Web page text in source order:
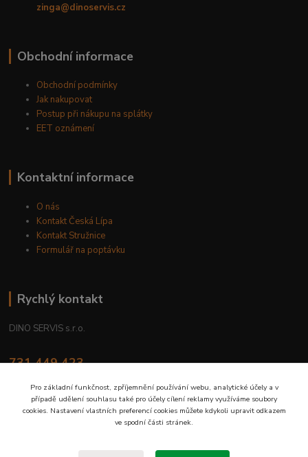
zinga@dinoservis.cz
Obchodní informace
Obchodní podmínky
Jak nakupovat
Postup při nákupu na splátky
EET oznámení
Kontaktní informace
O nás
Kontakt Česká Lípa
Kontakt Stružnice
Formulář na poptávku
Rychlý kontakt
DINO SERVIS s.r.o.
731 449 423
prodejna@dinoservis.cz
Pro základní funkčnost, zpříjemnění používání webu, analytické účely a v
případě udělení souhlasu také pro účely cílení reklamy využíváme soubory
cookies. Nastavení vlastních preferencí cookies můžete kdykoli upravit odkazem
ve spodní části stránek.